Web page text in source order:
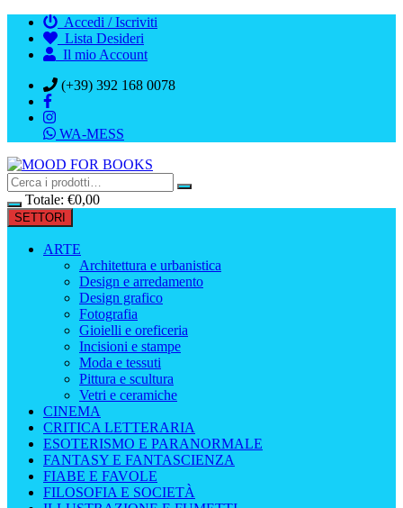
contenuto
Accedi / Iscriviti
Lista Desideri
Il mio Account
(+39) 392 168 0078
WA-MESS
Totale: €0,00
SETTORI
ARTE
Architettura e urbanistica
Design e arredamento
Design grafico
Fotografia
Gioielli e oreficeria
Incisioni e stampe
Moda e tessuti
Pittura e scultura
Vetri e ceramiche
CINEMA
CRITICA LETTERARIA
ESOTERISMO E PARANORMALE
FANTASY E FANTASCIENZA
FIABE E FAVOLE
FILOSOFIA E SOCIETÀ